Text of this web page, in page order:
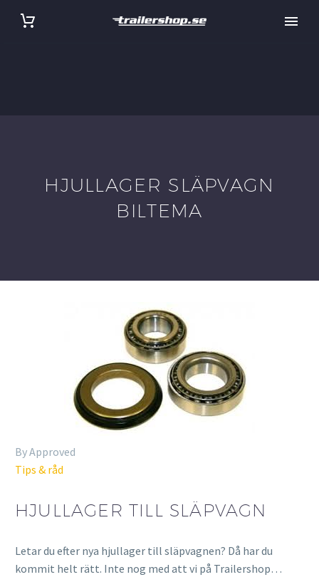
HJULLAGER SLÄPVAGN
BILTEMA
By Approved
Tips & råd
HJULLAGER TILL SLÄPVAGN
Letar du efter nya hjullager till släpvagnen? Då har du
kommit helt rätt. Inte nog med att vi på Trailershop…